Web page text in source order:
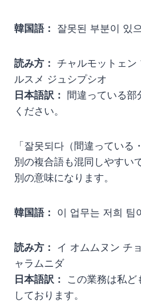
韓国語： 잘못된 부분이 있
読み方： チャルモットェン
ルスメ ジュシプシオ
日本語訳：
間違っている部
ください。
「잘못되다（間違っている
別の複合語も混同しやすい
別の意味になります。
韓国語： 이 업무는 저희 팀
読み方： イ オムムヌン チ
ャラムニダ
日本語訳：
この業務は私ど
しております。